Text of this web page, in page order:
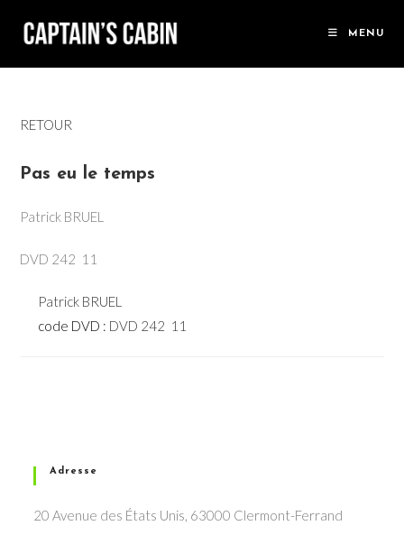
MENU
RETOUR
Pas eu le temps
Patrick BRUEL
DVD 242  11
Patrick BRUEL
code DVD : DVD 242  11
Adresse
20 Avenue des États Unis, 63000 Clermont-Ferrand